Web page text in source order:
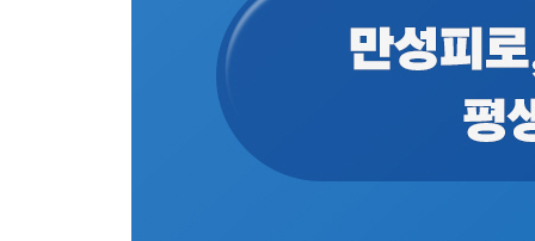
제2의 뇌가 몸에서 하는 일 - 장신경계
장내 세균 불균형을 바로잡는 3가지 솔루션 - 예방
장-뇌 축을 정상화하는 법 - 관리
4장 망가진 면역 체계를 회복해야 한다: 기능의학